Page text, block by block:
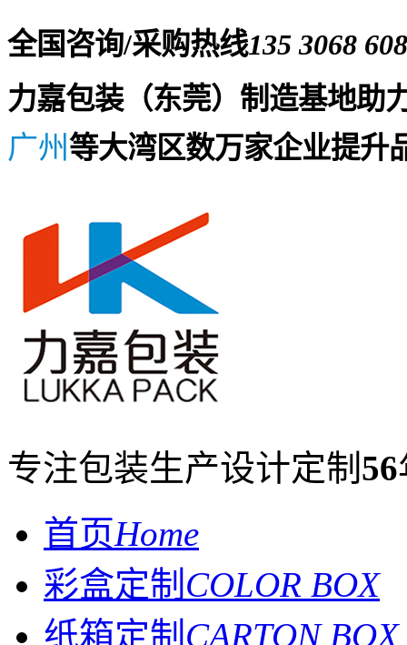
全国咨询/采购热线135 3068
力嘉包装（东莞）制造基地助
广州等大湾区数万家企业提升
专注包装生产设计定制 56
首页Home
彩盒定制 COLOR BOX
纸箱定制 CARTON BOX